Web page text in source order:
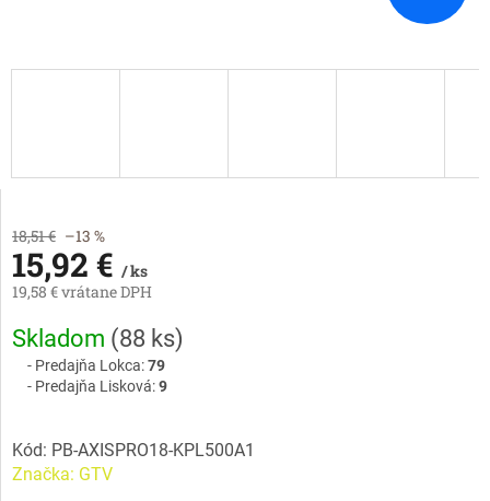
18,51 € –13 %
15,92 € / ks
19,58 € vrátane DPH
Jednotková
cena:
Skladom (88 ks)
Predajňa Lokca:79
Predajňa Lisková:9
Kód: PB-AXISPRO18-KPL500A1
Značka: GTV